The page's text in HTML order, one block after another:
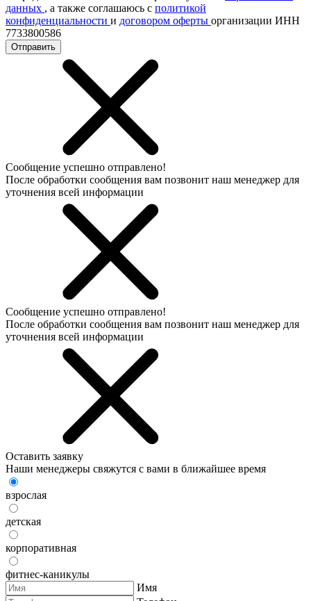
данных , а также соглашаюсь с политикой
конфиденциальности и договором оферты организации ИНН
7733800586
Отправить
Сообщение успешно отправлено!
После обработки сообщения вам позвонит наш менеджер для
уточнения всей информации
Сообщение успешно отправлено!
После обработки сообщения вам позвонит наш менеджер для
уточнения всей информации
Оставить заявку
Наши менеджеры свяжутся с вами в ближайшее время
взрослая
детская
корпоративная
фитнес-каникулы
Имя